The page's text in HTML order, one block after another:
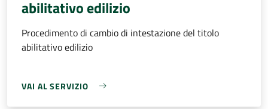
abilitativo edilizio
Procedimento di cambio di intestazione del titolo
abilitativo edilizio
VAI AL SERVIZIO